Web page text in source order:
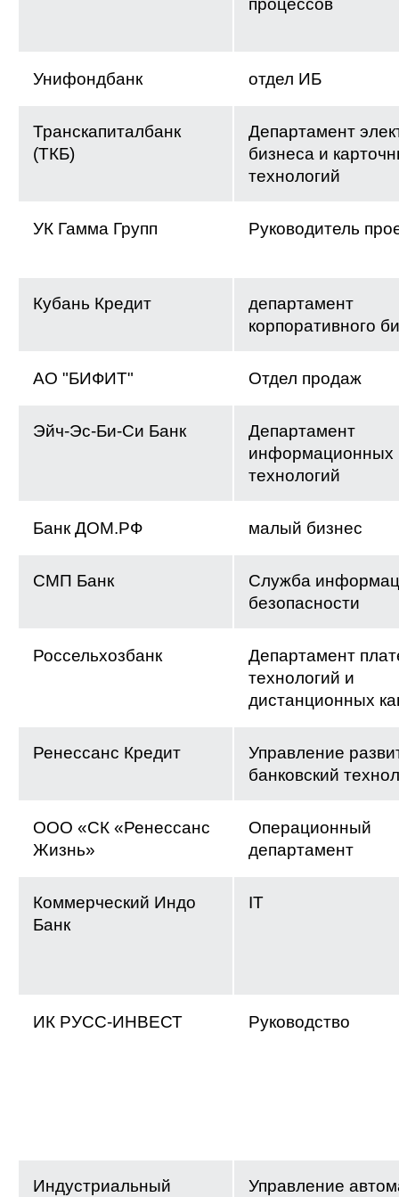
Унифондбанк отдел ИБ
Транскапиталбанк
(ТКБ)
Департамент
бизнеса и
технологий
УК Гамма Групп Руководитель
Кубань Кредит
департамент
корпоративного
АО "БИФИТ" Отдел продаж
Эйч-Эс-Би-Си Банк
Департамент
информационных
технологий
Банк ДОМ.РФ малый бизнес
СМП Банк
Служба
безопасности
Россельхозбанк
Департамент
технологий и
дистанционных
Ренессанс Кредит
Управление
банковский
ООО «СК «Ренессанс
Жизнь»
Операционный
департамент
Коммерческий Индо
Банк
IT
ИК РУСС-ИНВЕСТ Руководство
Индустриальный
Управление